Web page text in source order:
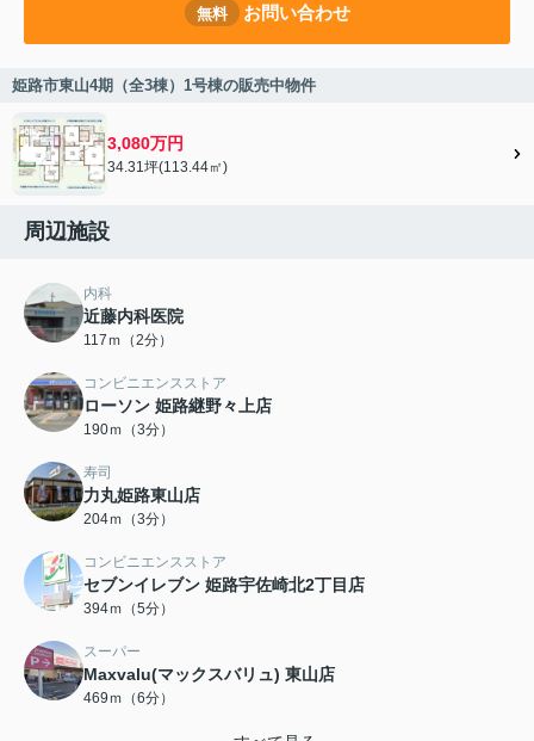
無料 お問い合わせ
姫路市東山4期（全3棟）1号棟の販売中物件
3,080万円
34.31坪(113.44㎡)
周辺施設
内科
近藤内科医院
117ｍ（2分）
コンビニエンスストア
ローソン 姫路継野々上店
190ｍ（3分）
寿司
力丸姫路東山店
204ｍ（3分）
コンビニエンスストア
セブンイレブン 姫路宇佐崎北2丁目店
394ｍ（5分）
スーパー
Maxvalu(マックスバリュ) 東山店
469ｍ（6分）